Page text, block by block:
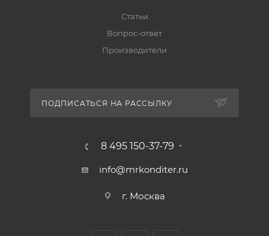
Статьи
Вопрос-ответ
Производители
ПОДПИСАТЬСЯ НА РАССЫЛКУ
8 495 150-37-79
info@mrkonditer.ru
г. Москва